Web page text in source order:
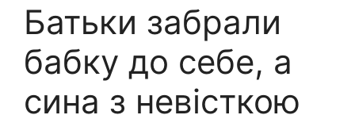
Батьки забрали
бабку до себе, а
сина з невісткою